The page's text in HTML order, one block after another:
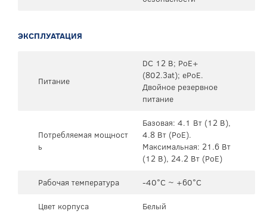
ЭКСПЛУАТАЦИЯ
Питание
DC 12 В; PoE+
(802.3at); ePoE.
Двойное резервное
питание
Потребляемая мощност
ь
Базовая: 4.1 Вт (12 В),
4.8 Вт (PoE).
Максимальная: 21.6 Вт
(12 В), 24.2 Вт (PoE)
Рабочая температура
-40°C ~ +60°C
Цвет корпуса
Белый